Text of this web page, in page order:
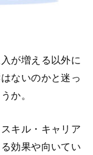
が増える以外に
ないのかと迷っ
か。
キル・キャリア
効果や向いてい